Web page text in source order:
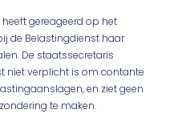
gereageerd op het
de Belastingdienst haar
De staatssecretaris
niet verplicht is om contante
en ziet geen
te maken.